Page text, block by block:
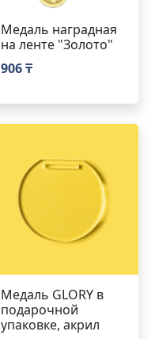
Медаль наградная
на ленте "Золото"
906 ₸
Медаль GLORY в
подарочной
упаковке, акрил